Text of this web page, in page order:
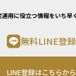
運用に役立つ情報をいち早
無料LINE登録
LINE登録はこちらから